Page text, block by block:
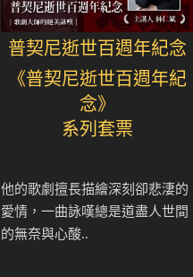
普契尼逝世百週年紀念
《普契尼逝世百週年紀
念》
系列套票
他的歌劇擅長描繪深刻卻悲淒的
愛情，一曲詠嘆總是道盡人世間
的無奈與心酸..